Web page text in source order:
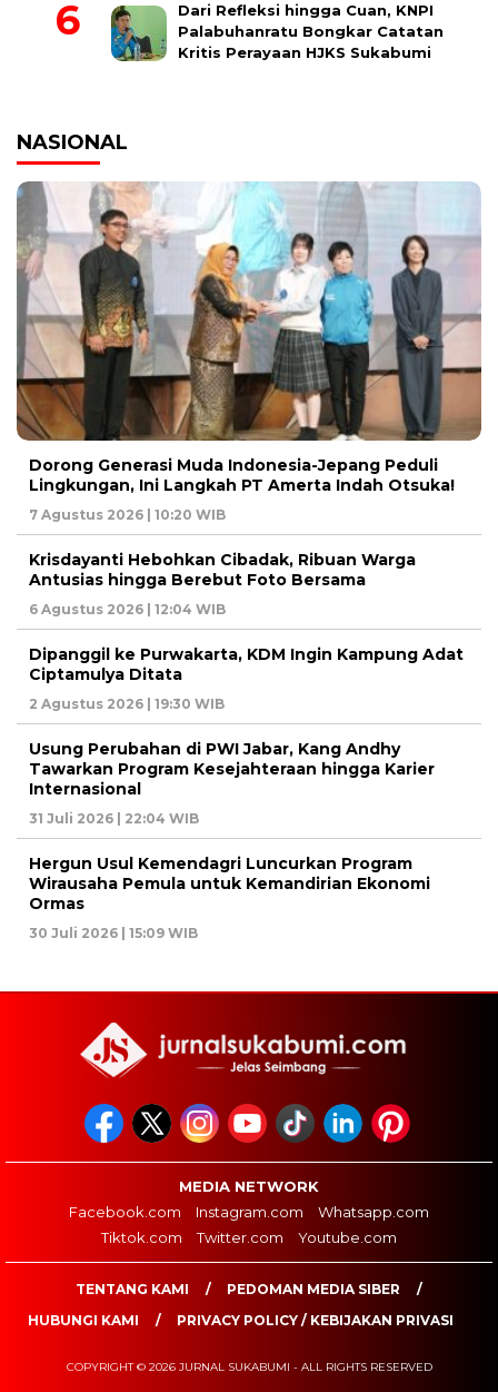
Dari Refleksi hingga Cuan, KNPI
Palabuhanratu Bongkar Catatan
Kritis Perayaan HJKS Sukabumi
NASIONAL
Dorong Generasi Muda Indonesia-Jepang Peduli
Lingkungan, Ini Langkah PT Amerta Indah Otsuka!
7 Agustus 2026 | 10:20 WIB
Krisdayanti Hebohkan Cibadak, Ribuan Warga
Antusias hingga Berebut Foto Bersama
6 Agustus 2026 | 12:04 WIB
Dipanggil ke Purwakarta, KDM Ingin Kampung Adat
Ciptamulya Ditata
2 Agustus 2026 | 19:30 WIB
Usung Perubahan di PWI Jabar, Kang Andhy
Tawarkan Program Kesejahteraan hingga Karier
Internasional
31 Juli 2026 | 22:04 WIB
Hergun Usul Kemendagri Luncurkan Program
Wirausaha Pemula untuk Kemandirian Ekonomi
Ormas
30 Juli 2026 | 15:09 WIB
MEDIA NETWORK
Facebook.com
Instagram.com
Whatsapp.com
Tiktok.com
Twitter.com Youtube.com
TENTANG KAMI
PEDOMAN MEDIA SIBER
HUBUNGI KAMI
PRIVACY POLICY / KEBIJAKAN PRIVASI
COPYRIGHT © 2026 JURNAL SUKABUMI - ALL RIGHTS RESERVED